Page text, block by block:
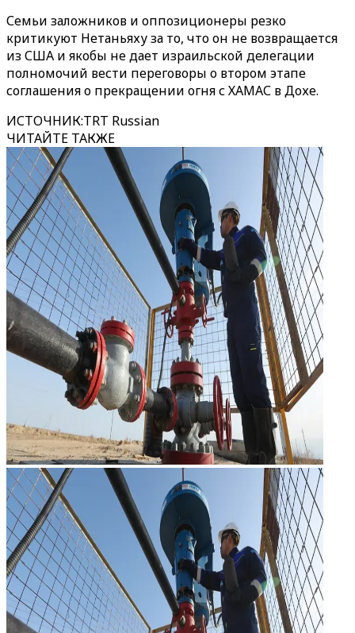
Семьи заложников и оппозиционеры резко
критикуют Нетаньяху за то, что он не возвращается
из США и якобы не дает израильской делегации
полномочий вести переговоры о втором этапе
соглашения о прекращении огня с ХАМАС в Дохе.
ИСТОЧНИК:TRT Russian
ЧИТАЙТЕ ТАКЖЕ